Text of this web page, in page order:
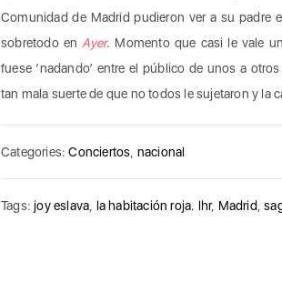
Comunidad de Madrid pudieron ver a su padre
sobretodo en Ayer. Momento que casi le vale
fuese ‘nadando’ entre el público de unos a
tan mala suerte de que no todos le sujetaron y la
Categories:Conciertos nacional
Tags:joy eslava la habitación roja. lhr, Madrid ,